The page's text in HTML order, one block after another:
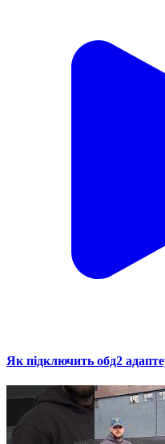
Як підключить обд2